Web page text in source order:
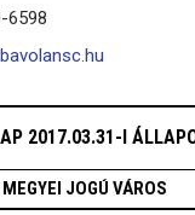
6598
2017.03.31-I
JOGÚ VÁROS